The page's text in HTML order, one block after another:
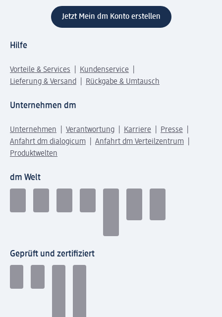
Jetzt Mein dm Konto erstellen
Hilfe
Vorteile & Services
Kundenservice
Lieferung & Versand
Rückgabe & Umtausch
Unternehmen dm
Unternehmen Verantwortung Karriere
Presse
Anfahrt dm dialogicum
Anfahrt dm Verteilzentrum
Produktwelten
dm Welt
Geprüft und zertifiziert